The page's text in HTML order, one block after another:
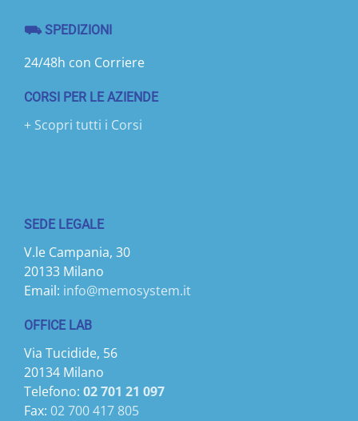
⛟ SPEDIZIONI
24/48h con Corriere
CORSI PER LE AZIENDE
+ Scopri tutti i Corsi
SEDE LEGALE
V.le Campania, 30
20133 Milano
Email: info@memosystem.it
OFFICE LAB
Via Tucidide, 56
20134 Milano
Telefono: 02 701 21 097
Fax: 02 700 417 805